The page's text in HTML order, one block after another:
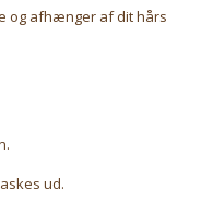
og afhænger af dit hårs
ud.